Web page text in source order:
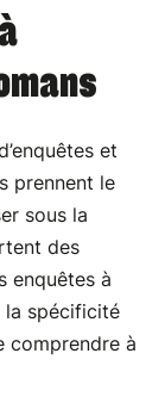
et
prennent le
sous la
des
enquêtes à
la spécificité
comprendre à